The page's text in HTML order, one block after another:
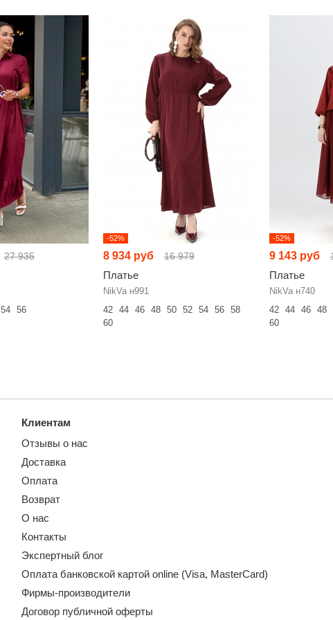
27 935
54 56
-52%
8 934 руб 16 979
Платье
NikVa н991
42
44 46 48 50 52 54 56
58
60
-52%
9 143 руб
Платье
NikVa н740
42
44 46 48
60
Клиентам
Отзывы о нас
Доставка
Оплата
Возврат
О нас
Контакты
Экспертный блог
Оплата банковской картой online (Visa, MasterCard)
Фирмы-производители
Договор публичной оферты